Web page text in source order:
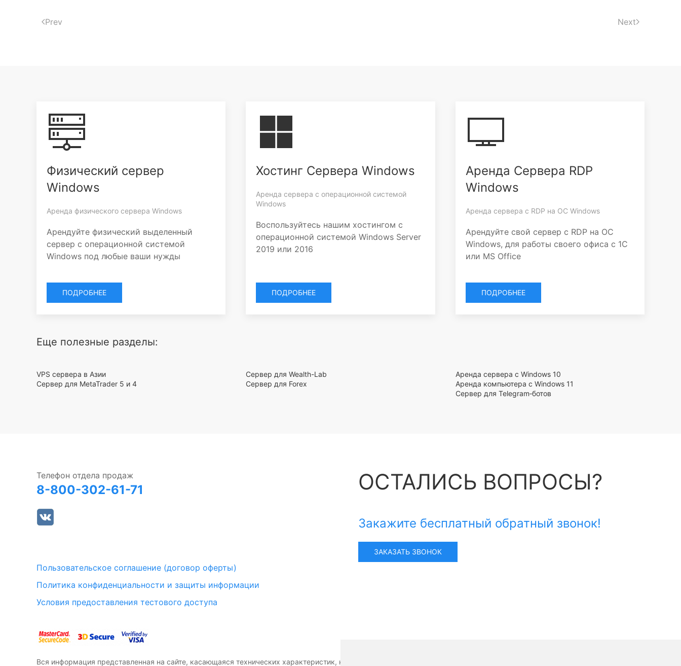
Prev Next
Физический сервер
Windows
Аренда физического сервера Windows
Арендуйте физический выделенный
сервер с операционной системой
Windows под любые ваши нужды
ПОДРОБНЕЕ
Хостинг Сервера Windows
Аренда сервера с операционной системой
Windows
Воспользуйтесь нашим хостингом с
операционной системой Windows Server
2019 или 2016
ПОДРОБНЕЕ
Аренда Сервера RDP
Windows
Аренда сервера с RDP на ОС Windows
Арендуйте свой сервер с RDP на ОС
Windows, для работы своего офиса с 1С
или MS Office
ПОДРОБНЕЕ
Еще полезные разделы:
VPS сервера в Азии
Сервер для MetaTrader 5 и 4
Сервер для Wealth-Lab
Сервер для Forex
Аренда сервера с Windows 10
Аренда компьютера с Windows 11
Сервер для Telegram‑ботов
Телефон отдела продаж
8-800-302-61-71
Пользовательское соглашение (договор оферты)
Политика конфиденциальности и защиты информации
Условия предоставления тестового доступа
ОСТАЛИСЬ ВОПРОСЫ?
Закажите бесплатный обратный звонок!
ЗАКАЗАТЬ ЗВОНОК
Вся информация представленная на сайте, касающаяся технических характеристик, наличия, стоимости, условий предоставления оборудования и программных